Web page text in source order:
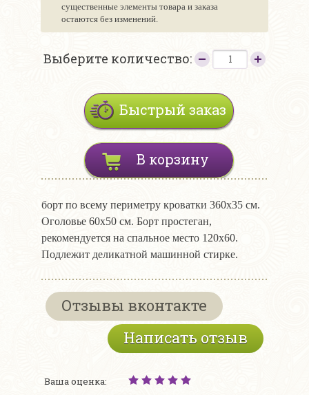
существенные элементы товара и заказа
остаются без изменений.
Выберите количество:
Быстрый заказ
В корзину
борт по всему периметру кроватки 360х35 см.
Оголовье 60х50 см. Борт простеган,
рекомендуется на спальное место 120х60.
Подлежит деликатной машинной стирке.
Отзывы вконтакте
Написать отзыв
Ваша оценка: